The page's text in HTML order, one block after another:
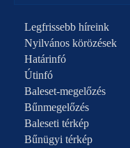
Legfrissebb híreink
Nyilvános körözések
Határinfó
Útinfó
Baleset-megelőzés
Bűnmegelőzés
Baleseti térkép
Bűnügyi térkép